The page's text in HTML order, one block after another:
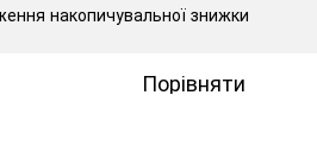
накопичувальної знижки
Порівняти